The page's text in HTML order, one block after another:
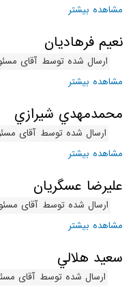
مشاهده بیشتر
نعيم فرهاديان
ارسال شده توسط آقای
مشاهده بیشتر
محمدمهدي شيرازي
ارسال شده توسط آقای
مشاهده بیشتر
عليرضا عسگريان
ارسال شده توسط آقای
مشاهده بیشتر
سعيد هلالي
ارسال شده توسط آقای